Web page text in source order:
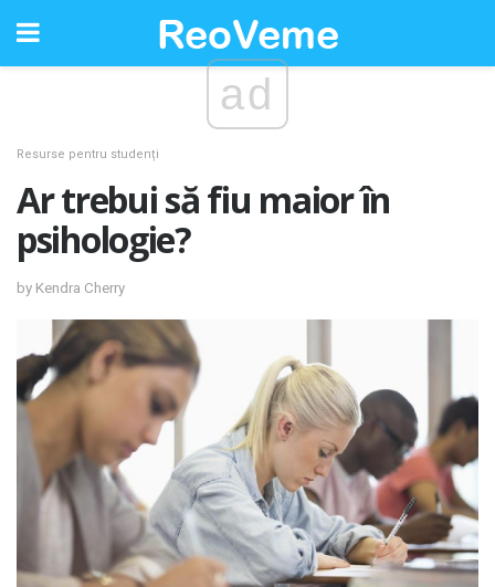
ad
Resurse pentru studenți
Ar trebui să fiu maior în
psihologie?
by Kendra Cherry